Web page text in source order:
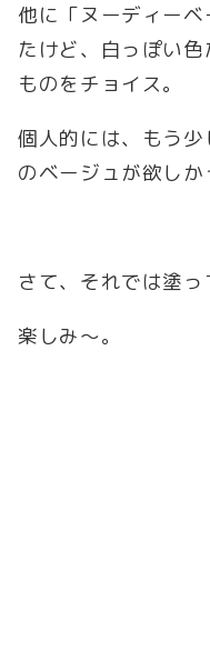
他に「ヌーディー
たけど、白っぽい
ものをチョイス。
個人的には、もう
のベージュが欲しか
さて、それでは塗っ
楽しみ～。